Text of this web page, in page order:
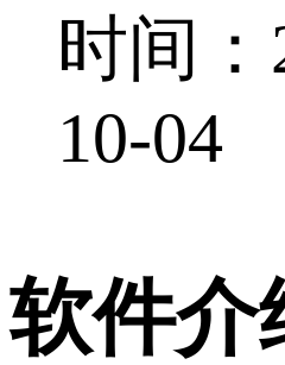
时间：
10-04
软件介